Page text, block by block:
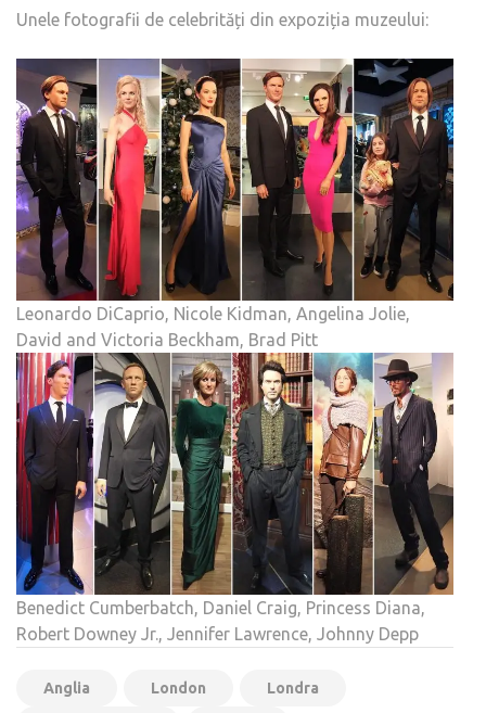
Unele fotografii de celebrități din expoziția muzeului:
Leonardo DiCaprio, Nicole Kidman, Angelina Jolie,
David and Victoria Beckham, Brad Pitt
Benedict Cumberbatch, Daniel Craig, Princess Diana,
Robert Downey Jr., Jennifer Lawrence, Johnny Depp
Anglia London Londra